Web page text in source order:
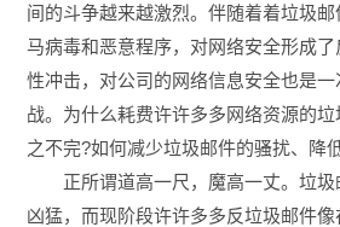
间的斗争越来越激烈。伴随着着垃圾
马病毒和恶意程序，对网络安全形成
性冲击，对公司的网络信息安全也是
战。为什么耗费许许多多网络资源的
之不完?如何减少垃圾邮件的骚扰、降
正所谓道高一尺，魔高一丈。垃圾
凶猛，而现阶段许许多多反垃圾邮件